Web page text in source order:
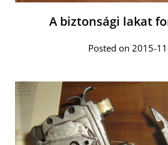
A biztonsági lakat
Posted on 2015-